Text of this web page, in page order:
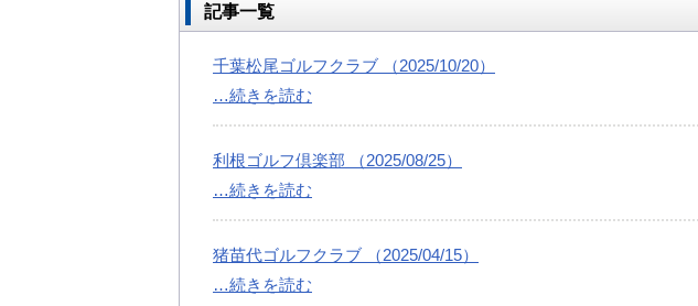
記事一覧
千葉松尾ゴルフクラブ （2025/10/20）
…続きを読む
利根ゴルフ倶楽部 （2025/08/25）
…続きを読む
猪苗代ゴルフクラブ （2025/04/15）
…続きを読む